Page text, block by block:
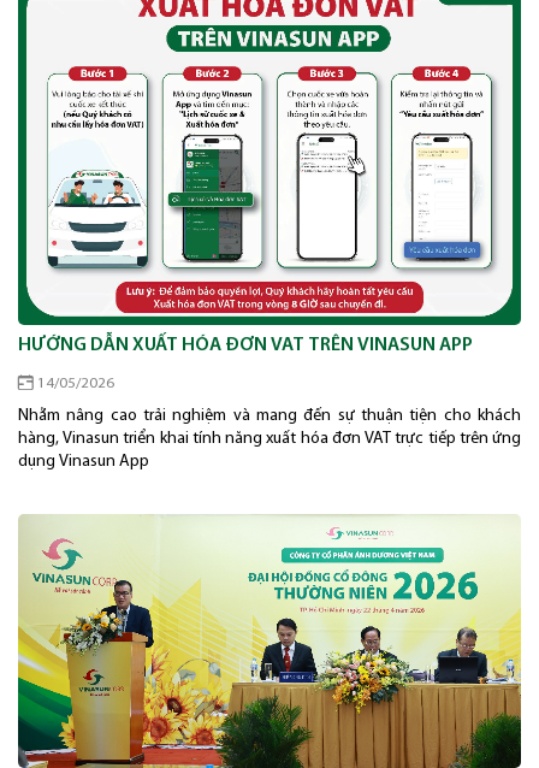
HƯỚNG DẪN XUẤT HÓA ĐƠN VAT TRÊN VINASUN APP
14/05/2026
Nhằm nâng cao trải nghiệm và mang đến sự thuận tiện cho khách
hàng, Vinasun triển khai tính năng xuất hóa đơn VAT trực tiếp trên ứng
dụng Vinasun App